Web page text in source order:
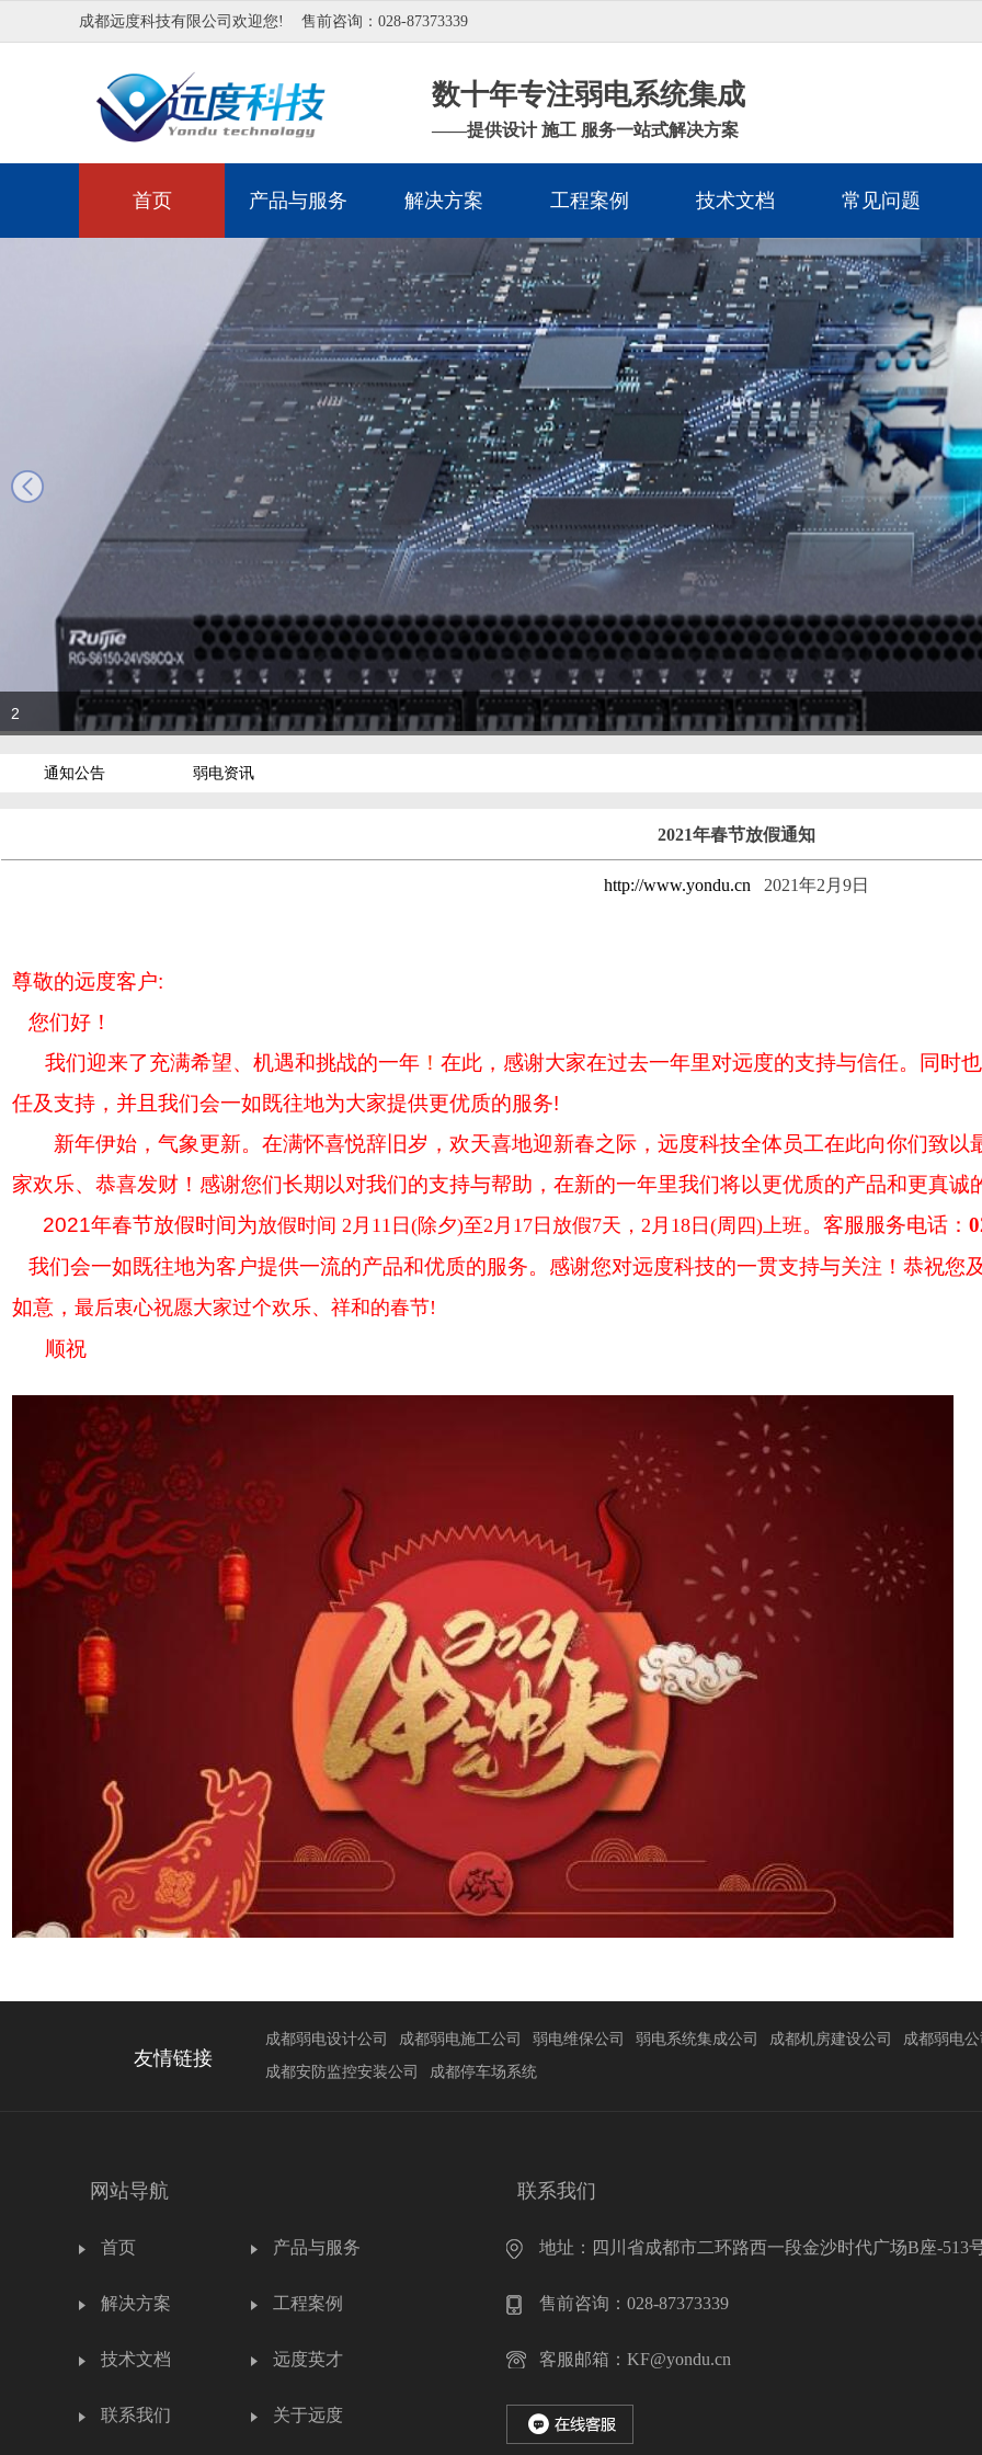
成都远度科技有限公司欢迎您! 售前咨询：028-87373339
数十年专注弱电系统集成
——提供设计 施工 服务一站式解决方案
首页 产品与服务 解决方案 工程案例 技术文档 常见问题
2
通知公告 弱电资讯
2021年春节放假通知
http://www.yondu.cn 2021年2月9日
尊敬的远度客户:
您们好！
我们迎来了充满希望、机遇和挑战的一年 ！ 在此，感谢大家在过去一年里对远度的支持与信任。同时
任及支持，并且我们会一如既往地为大家提供更优质的服务!
新年伊始，气象更新。在满怀喜悦辞旧岁，欢天喜地迎新春之际，远度科技全体员工在此向你们致以
家欢乐、恭喜发财！感谢您们长期以对我们的支持与帮助，在新的一年里我们将以更优质的产品和更真诚
2021年春节放假时间为放假时间 2月11日(除夕)至2月17日放假7天，2月18日(周四)上班。客服服务电话 ：
我们会一如既往地为客户提供一流的产品和优质的服务。感谢您对远度科技的一贯支持与关注！恭祝您
如意， 最后衷心祝愿大家过个欢乐、祥和的春节!
顺祝
友情链接
成都弱电设计公司 成都弱电施工公司 弱电维保公司 弱电系统集成公司 成都机房建设公司
成都弱电
成都安防监控安装公司
成都停车场系统
网站导航
首页 产品与服务
解决方案 工程案例
技术文档 远度英才
联系我们 关于远度
联系我们
地址：四川省成都市二环路西一段金沙时代广场B座-513
售前咨询：028-87373339
客服邮箱：KF@yondu.cn